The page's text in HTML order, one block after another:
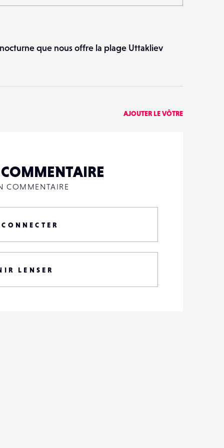
que nous offre la plage Uttakliev
AJOUTER LE VÔTRE
COMMENTAIRE
LENSER